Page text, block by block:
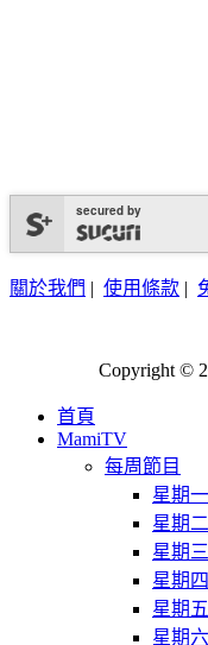
secured by
關於我們 | 使用條款 |
Copyright ©
首頁
MamiTV
每周節目
星期一
星期二
星期三
星期四
星期五
星期六